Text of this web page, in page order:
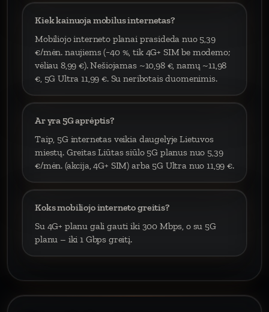
Kiek kainuoja mobilus internetas?
Mobiliojo interneto planai prasideda nuo 5,39
€/mėn. naujiems (−40 %, tik 4G+ SIM be modemo;
vėliau 8,99 €). Nešiojamas ~10,98 €, namų ~11,98
€, 5G Ultra 11,99 €. Su neribotais duomenimis.
Ar yra 5G aprėptis?
Taip, 5G internetas veikia daugelyje Lietuvos
miestų. Greitas Liūtas siūlo 5G planus nuo 5,39
€/mėn. (akcija, 4G+ SIM) arba 5G Ultra nuo 11,99 €.
Koks mobiliojo interneto greitis?
Su 4G+ planu gali gauti iki 300 Mbps, o su 5G
planu – iki 1 Gbps greitį.